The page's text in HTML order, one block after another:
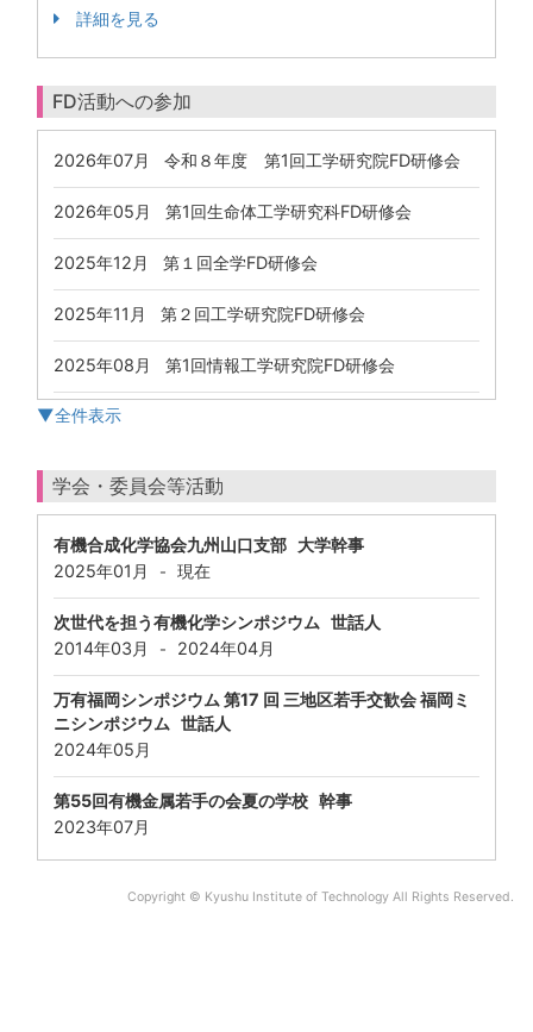
詳細を見る
FD活動への参加
2026年07月 令和８年度 第1回工学研究院FD研修会
2026年05月 第1回生命体工学研究科FD研修会
2025年12月 第１回全学FD研修会
2025年11月 第２回工学研究院FD研修会
2025年08月 第1回情報工学研究院FD研修会
▼全件表示
学会・委員会等活動
有機合成化学協会九州山口支部 大学幹事
2025年01月
- 現在
次世代を担う有機化学シンポジウム 世話人
2014年03月
- 2024年04月
万有福岡シンポジウム 第17 回 三地区若手交歓会 福岡ミ
ニシンポジウム 世話人
2024年05月
第55回有機金属若手の会夏の学校 幹事
2023年07月
Copyright © Kyushu Institute of Technology All Rights Reserved.